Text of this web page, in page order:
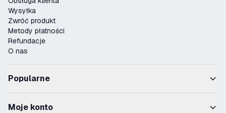
Wysyłka
Zwróć produkt
Metody płatności
Refundacje
O nas
Popularne
Moje konto